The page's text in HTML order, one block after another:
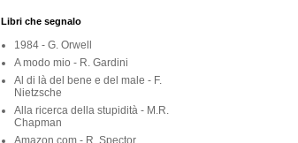
Libri che segnalo
1984 - G. Orwell
A modo mio - R. Gardini
Al di là del bene e del male - F.
Nietzsche
Alla ricerca della stupidità - M.R.
Chapman
Amazon.com - R. Spector